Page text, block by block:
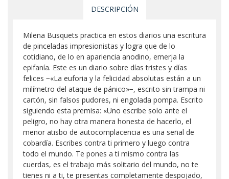
DESCRIPCIÓN
Milena Busquets practica en estos diarios una escritura
de pinceladas impresionistas y logra que de lo
cotidiano, de lo en apariencia anodino, emerja la
epifanía. Este es un diario sobre días tristes y días
felices −«La euforia y la felicidad absolutas están a un
milímetro del ataque de pánico»−, escrito sin trampa ni
cartón, sin falsos pudores, ni engolada pompa. Escrito
siguiendo esta premisa: «Uno escribe solo ante el
peligro, no hay otra manera honesta de hacerlo, el
menor atisbo de autocomplacencia es una señal de
cobardía. Escribes contra ti primero y luego contra
todo el mundo. Te pones a ti mismo contra las
cuerdas, es el trabajo más solitario del mundo, no te
tienes ni a ti, te presentas completamente despojado,